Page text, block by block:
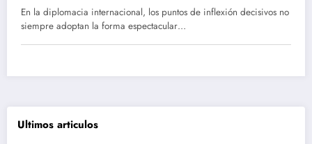
En la diplomacia internacional, los puntos de inflexión decisivos no
siempre adoptan la forma espectacular…
Ultimos articulos